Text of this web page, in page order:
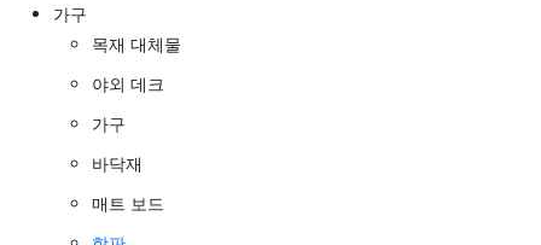
가구
목재 대체물
야외 데크
가구
바닥재
매트 보드